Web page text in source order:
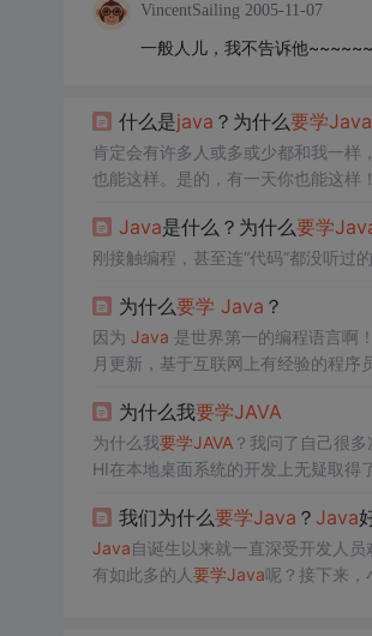
VincentSailing 2005-11-07
一般人儿，我不告诉他
什么是java ？为什么要学Java
肯定会有许多人或多或少都和我一样
也能这样。是的，有一天你也能这样
能干的事，它都能干。 2.编程语言这
Java是什么？为什么要学
刚接触编程，甚至连“代码”都没听过的
为什么要学 Java ？
因为 Java 是世界第一的编程语言啊！谁给的底气
月更新，基于互联网上有经验的程
为什么我要学JAVA
为什么我要学JAVA？我问了自己很多
HI在本地桌面系统的开发上无疑取得
或许更能够获取
我们为什么要学Java ？ Java
Java自诞生以来就一直深受开发人
有如此多的人 要学Java呢？接下来，